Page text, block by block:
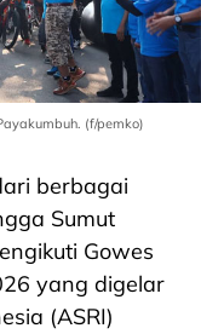
(f/pemko)
berbagai
Sumut
Gowes
yang digelar
(ASRI)